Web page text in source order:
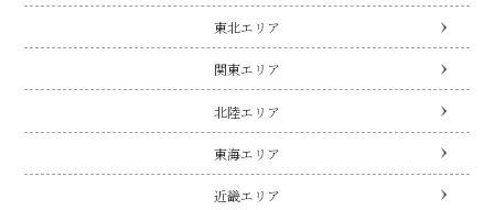
東北エリア
関東エリア
北陸エリア
東海エリア
近畿エリア